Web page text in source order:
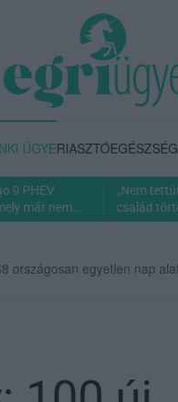
ÜGYERIASZTÓ
9 PHEV
már nem...
„Nem
család
országosan egyetlen nap